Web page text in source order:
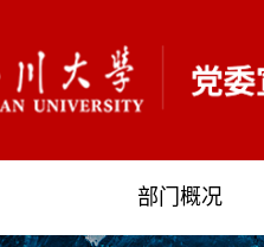
部门概况